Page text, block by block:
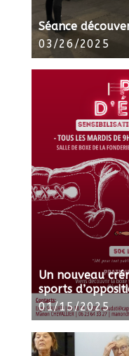
Séance
03/26/2025
Un nouveau
sports
01/15/2025